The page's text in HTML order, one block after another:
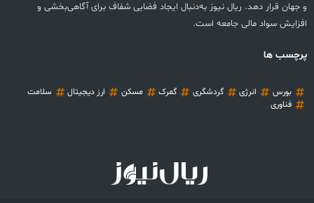
و جهان قرار دهد. ریال نیوز به‌دنبال ایجاد فضایی شفاف برای آگاهی‌بخشی و
افزایش سواد مالی جامعه است.
پرچسب ها
بورس انرژی گردشگری گمرک مسکن ارز دیجیتال
سلامت
فناوری